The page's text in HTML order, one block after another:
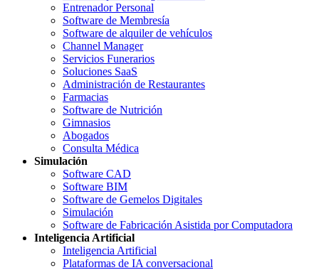
Entrenador Personal
Software de Membresía
Software de alquiler de vehículos
Channel Manager
Servicios Funerarios
Soluciones SaaS
Administración de Restaurantes
Farmacias
Software de Nutrición
Gimnasios
Abogados
Consulta Médica
Simulación
Software CAD
Software BIM
Software de Gemelos Digitales
Simulación
Software de Fabricación Asistida por Computadora
Inteligencia Artificial
Inteligencia Artificial
Plataformas de IA conversacional